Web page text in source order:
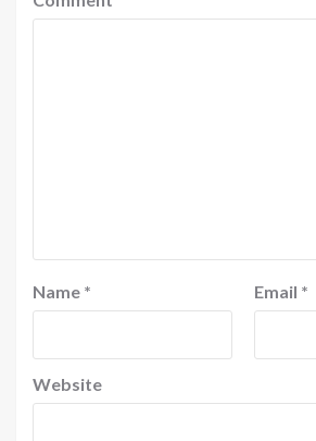
Name * Email *
Website